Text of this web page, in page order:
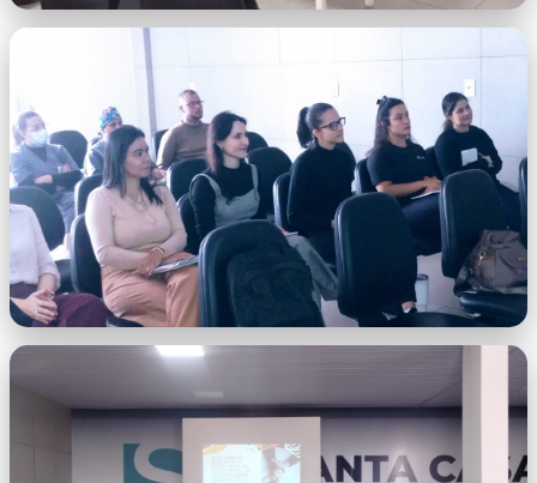
WhatsApp Image 2026-07-01 at 07.39.48
WhatsApp Image 2026-07-01 at
07.39.48.jpeg